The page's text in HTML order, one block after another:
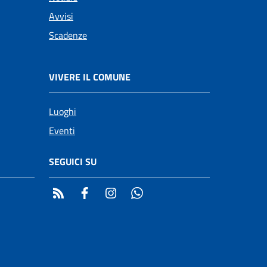
Avvisi
Scadenze
VIVERE IL COMUNE
Luoghi
Eventi
SEGUICI SU
RSS Facebook Instagram